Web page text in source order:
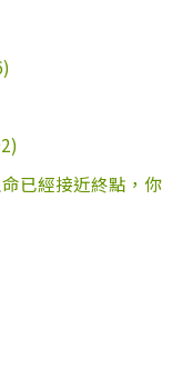
已經接近終點，你